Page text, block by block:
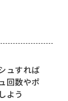
ュすれば
回数やポ
よう